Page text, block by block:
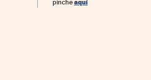
pincheaquí